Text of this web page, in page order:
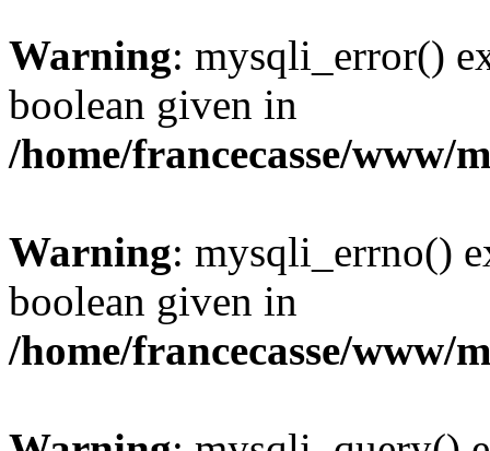
Warning: mysqli_error()
boolean given in
/home/francecasse/www/
Warning: mysqli_errno()
boolean given in
/home/francecasse/www/